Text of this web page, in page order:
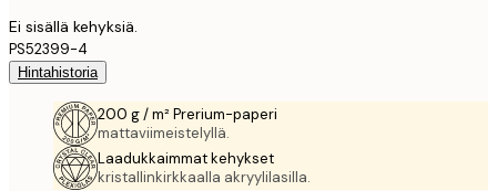
Ei sisällä kehyksiä.
PS52399-4
Hintahistoria
200 g / m² Prerium-paperi
mattaviimeistelyllä.
Laadukkaimmat kehykset
kristallinkirkkaalla akryylilasilla.